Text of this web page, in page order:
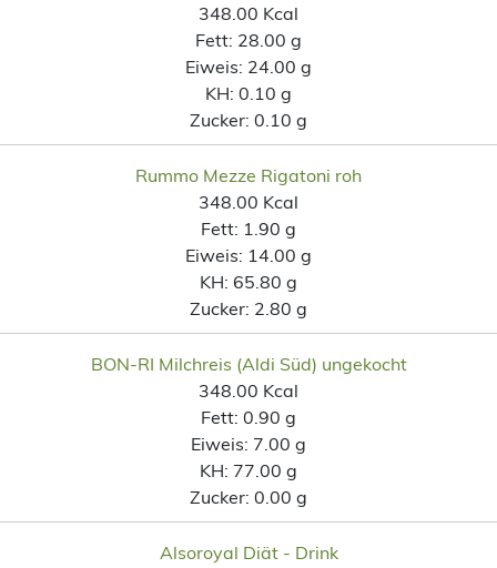
348.00 Kcal
Fett: 28.00 g
Eiweis: 24.00 g
KH: 0.10 g
Zucker: 0.10 g
Rummo Mezze Rigatoni roh
348.00 Kcal
Fett: 1.90 g
Eiweis: 14.00 g
KH: 65.80 g
Zucker: 2.80 g
BON-RI Milchreis (Aldi Süd) ungekocht
348.00 Kcal
Fett: 0.90 g
Eiweis: 7.00 g
KH: 77.00 g
Zucker: 0.00 g
Alsoroyal Diät - Drink